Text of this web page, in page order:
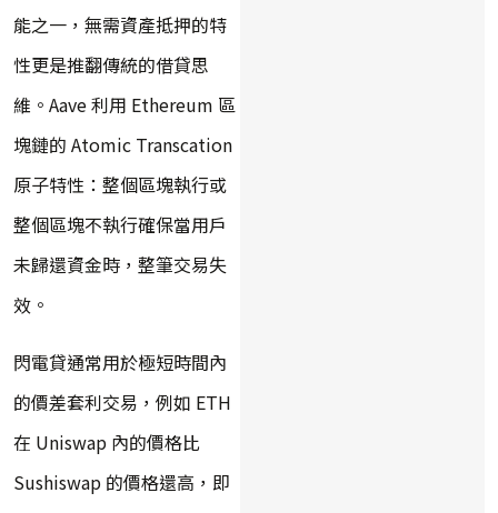
能之一，無需資產抵押的特
性更是推翻傳統的借貸思
維。Aave 利用 Ethereum 區
塊鏈的 Atomic Transcation
原子特性：整個區塊執行或
整個區塊不執行確保當用戶
未歸還資金時，整筆交易失
效。
閃電貸通常用於極短時間內
的價差套利交易，例如 ETH
在 Uniswap 內的價格比
Sushiswap 的價格還高，即